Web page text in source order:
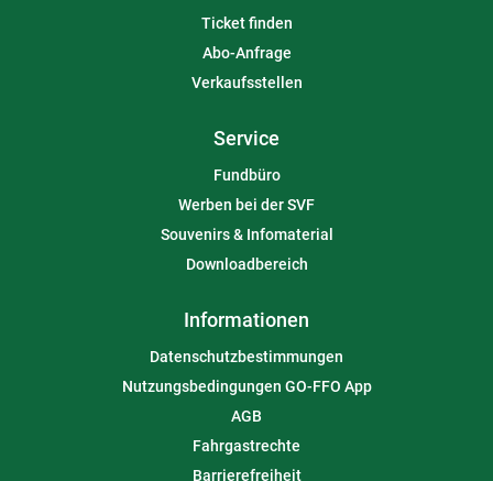
Ticket finden
Abo-Anfrage
Verkaufsstellen
Service
Fundbüro
Werben bei der SVF
Souvenirs & Infomaterial
Downloadbereich
Informationen
Datenschutzbestimmungen
Nutzungsbedingungen GO-FFO App
AGB
Fahrgastrechte
Barrierefreiheit